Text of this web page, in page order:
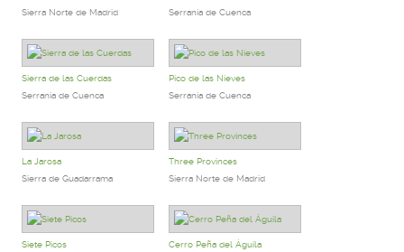
Sierra Norte de Madrid
Serranía de Cuenca
Sierra de las Cuerdas
Serranía de Cuenca
Pico de las Nieves
Serranía de Cuenca
La Jarosa
Sierra de Guadarrama
Three Provinces
Sierra Norte de Madrid
Siete Picos
Cerro Peña del Águila